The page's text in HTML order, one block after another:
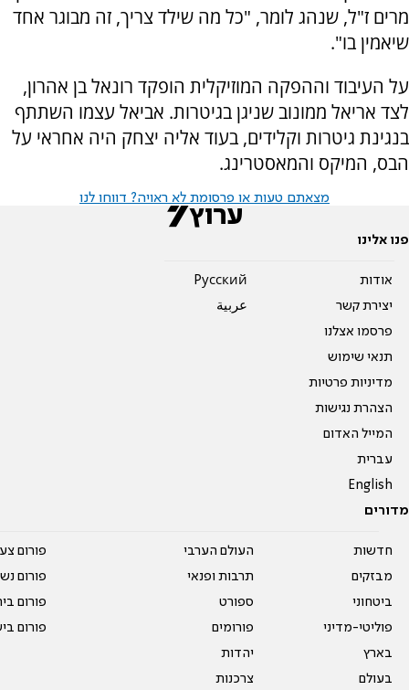
מרים ז"ל, שנהג לומר, "כל מה שילד צריך, זה מבוגר אחד
שיאמין בו".
על העיבוד וההפקה המוזיקלית הופקד רונאל בן אהרון,
לצד אריאל ממונוב שניגן בגיטרות. אביאל עצמו השתתף
בנגינת גיטרות וקלידים, בעוד אליה יצחק היה אחראי על
הבס, המיקס והמאסטרינג.
מצאתם טעות או פרסומת לא ראויה? דווחו לנו
פנו אלינו
אודות
יצירת קשר
פרסמו אצלנו
תנאי שימוש
מדיניות פרטיות
הצהרת נגישות
המייל האדום
עברית
English
Pусский
عربية
מדורים
חדשות
מבזקים
ביטחוני
פוליטי-מדיני
בארץ
בעולם
העולם הערבי
תרבות ופנאי
ספורט
פורומים
יהדות
צרכנות
פורום
פורום
פורום
פורום